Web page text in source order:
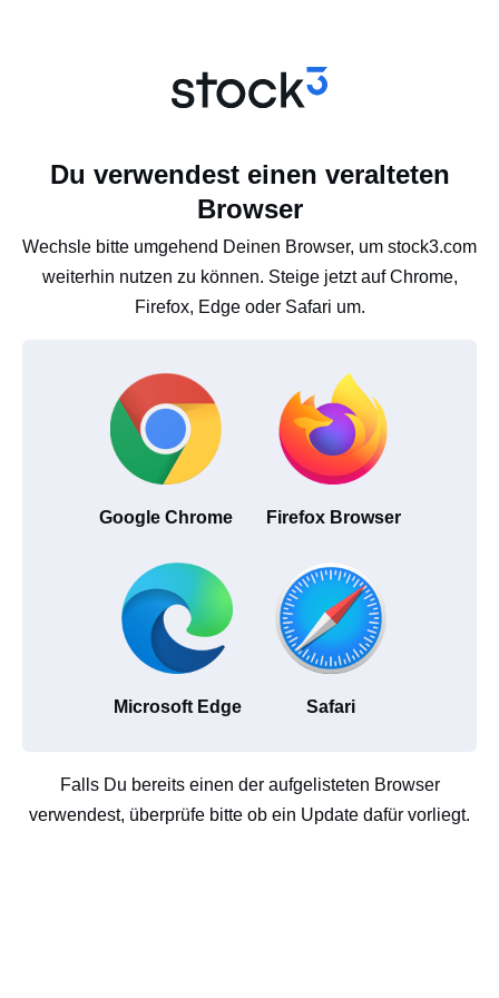
Du verwendest einen veralteten
Browser
Wechsle bitte umgehend Deinen Browser, um stock3.com
weiterhin nutzen zu können. Steige jetzt auf Chrome,
Firefox, Edge oder Safari um.
Google Chrome Firefox Browser
Microsoft Edge Safari
Falls Du bereits einen der aufgelisteten Browser
verwendest, überprüfe bitte ob ein Update dafür vorliegt.